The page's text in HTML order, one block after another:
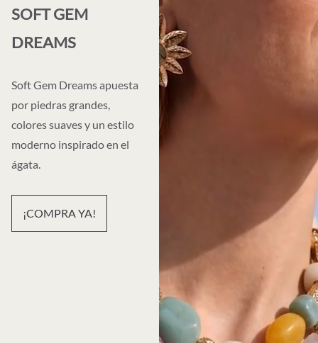
SOFT GEM
DREAMS
Soft Gem Dreams apuesta
por piedras grandes,
colores suaves y un estilo
moderno inspirado en el
ágata.
¡COMPRA YA!